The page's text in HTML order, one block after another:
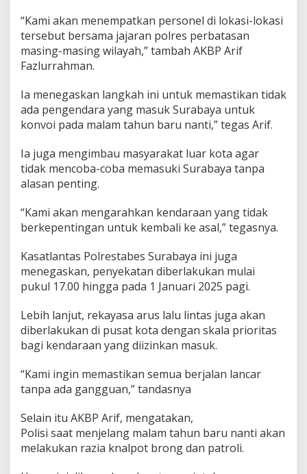
“Kami akan menempatkan personel di lokasi-lokasi
tersebut bersama jajaran polres perbatasan
masing-masing wilayah,” tambah AKBP Arif
Fazlurrahman.
Ia menegaskan langkah ini untuk memastikan tidak
ada pengendara yang masuk Surabaya untuk
konvoi pada malam tahun baru nanti,” tegas Arif.
Ia juga mengimbau masyarakat luar kota agar
tidak mencoba-coba memasuki Surabaya tanpa
alasan penting.
“Kami akan mengarahkan kendaraan yang tidak
berkepentingan untuk kembali ke asal,” tegasnya.
Kasatlantas Polrestabes Surabaya ini juga
menegaskan, penyekatan diberlakukan mulai
pukul 17.00 hingga pada 1 Januari 2025 pagi.
Lebih lanjut, rekayasa arus lalu lintas juga akan
diberlakukan di pusat kota dengan skala prioritas
bagi kendaraan yang diizinkan masuk.
“Kami ingin memastikan semua berjalan lancar
tanpa ada gangguan,” tandasnya
Selain itu AKBP Arif, mengatakan,
Polisi saat menjelang malam tahun baru nanti akan
melakukan razia knalpot brong dan patroli.